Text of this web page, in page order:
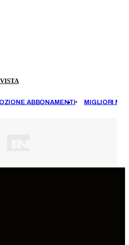
ABBONAMENTI MIGLIORI